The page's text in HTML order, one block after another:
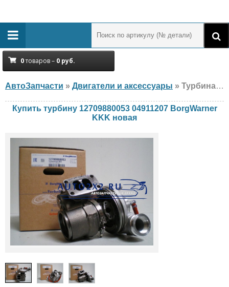
0товаров – 0 руб.
АвтоЗапчасти » Двигатели и аксессуары » Турбина BorgWarner KKK 12709880053 04911207 DEUTZ, новая
Купить турбину 12709880053 04911207 BorgWarner
KKK новая